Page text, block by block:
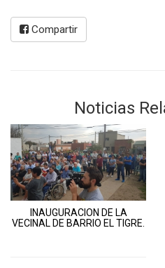
Compartir
Noticias
INAUGURACION DE LA
VECINAL DE BARRIO EL TIGRE.